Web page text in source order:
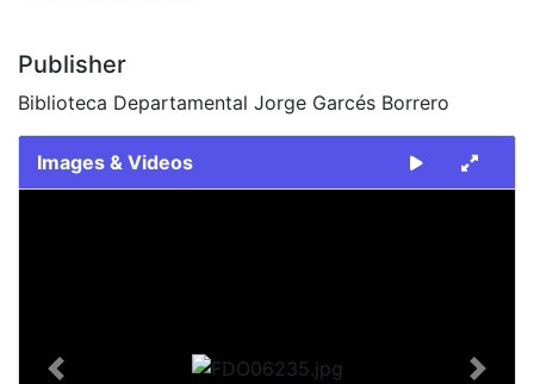
Publisher
Biblioteca Departamental Jorge Garcés Borrero
Images & Videos